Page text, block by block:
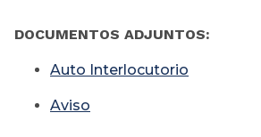
DOCUMENTOS ADJUNTOS:
Auto Interlocutorio
Aviso